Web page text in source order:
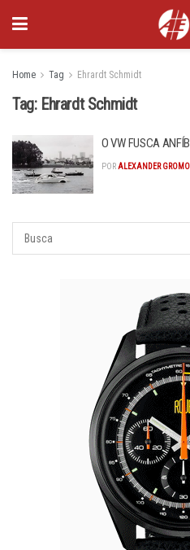
Home Tag Ehrardt Schmidt
Tag: Ehrardt Schmidt
O VW FUSCA
POR ALEXANDER